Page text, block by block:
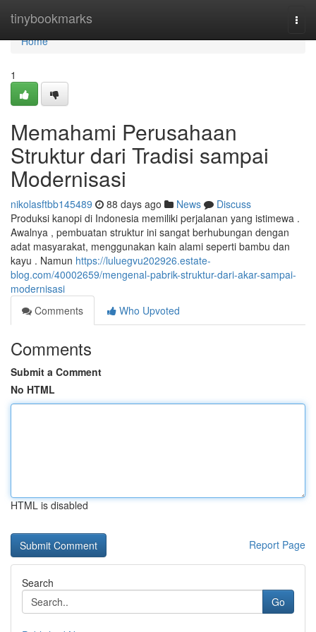
tinybookmarks
Home
Home
1
Memahami Perusahaan
Struktur dari Tradisi sampai
Modernisasi
nikolasftbb145489 88 days ago News
Discuss
Produksi kanopi di Indonesia memiliki perjalanan yang istimewa .
Awalnya , pembuatan struktur ini sangat berhubungan dengan
adat masyarakat, menggunakan kain alami seperti bambu dan
kayu . Namun https://luluegvu202926.estate-
blog.com/40002659/mengenal-pabrik-struktur-dari-akar-sampai-
modernisasi
Comments
Who Upvoted
Comments
Submit a Comment
No HTML
HTML is disabled
Report Page
Search
Go